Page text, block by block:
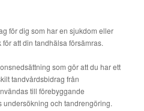
för dig som har en sjukdom eller
att din tandhälsa försämras.
som gör att du har ett
tandvårdsbidrag från
till förebyggande
och tandrengöring.